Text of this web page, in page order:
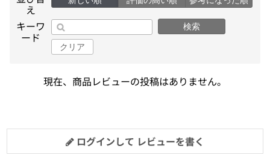
え
キーワ
ード
検索
クリア
現在、商品レビューの投稿はありません。
ログインして レビューを書く